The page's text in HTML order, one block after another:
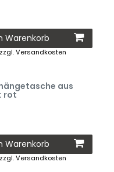
Warenkorb
zzgl.Versandkosten
aus
rot
Warenkorb
zzgl.Versandkosten